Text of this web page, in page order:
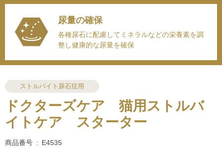
尿量の確保
各種尿石に配慮してミネラルなどの栄養素を調
整し健康的な尿量を確保
ストルバイト尿石症用
ドクターズケア 猫用ストルバ
イトケア スターター
商品番号
E4535